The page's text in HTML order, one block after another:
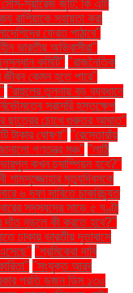
সুয়ারেজ জুটি: কি এটি
রাশিয়াকে সহায়তা করা
ফেরত পাঠাবে"
ভারতীয় অভিবাসীরা"
কমিটি" "রাজনৈতিক
কেমন হতে পারে"
"রাহুলের তুলনায় বড় ব্যবধানে
সরাসরি হস্তক্ষেপ
ছাত্রের চোখে গুরুতর আঘাত"
টাকার ঘোষণা" "রেস্তোরাঁয়
গণতন্ত্র মঞ্চ" "লাঠি
কখন চ্যাম্পিয়ন হবে?"
শামসুজ্জোহার মৃত্যুদিবসকে
৬ দফা দাবিতে চাকরিচ্যুত
সদস্যদের সাড়ে ৫ ঘণ্টা
দাঁত নড়লে কী করতে হবে?"
ঢাকায় ভারতীয় দূতাবাসে
"শ্রমিকেরা দাবি
"সংযুক্ত আরব
প্রতি ডজন ডিম ১৩০